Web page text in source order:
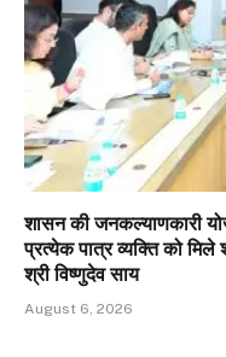
शासन की जनकल्याणकारी
प्रत्येक पात्र व्यक्ति को
श्री विष्णुदेव साय
August 6, 2026